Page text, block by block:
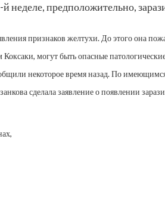
неделе, предположительно,
признаков желтухи. До этого она
могут быть опасные
некоторое время назад. По
сделала заявление о появлении